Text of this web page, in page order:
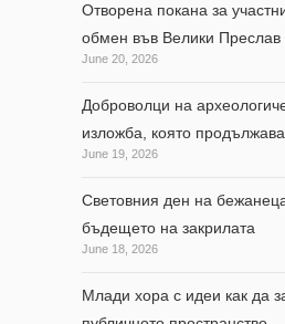
Отворена покана за
обмен във Велики Преслав
June 20, 2026
Доброволци на
изложба, която
June 19, 2026
Световния ден на
бъдещето на закрилата
June 18, 2026
Млади хора с идеи как да